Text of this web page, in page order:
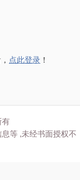
点此登录 ！
有
等 ,未经书面授权不